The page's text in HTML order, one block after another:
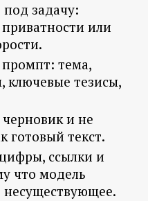
задачу:
или
тема,
ключевые тезисы,
и не
готовый текст.
ссылки и
что модель